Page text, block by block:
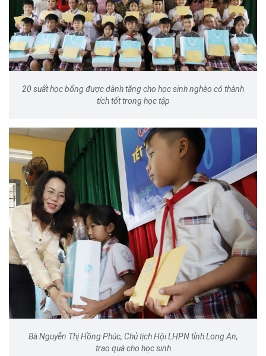
20 suất học bổng được dành tặng cho học sinh nghèo có thành
tích tốt trong học tập
Bà Nguyễn Thị Hồng Phúc, Chủ tịch Hội LHPN tỉnh Long An,
trao quà cho học sinh